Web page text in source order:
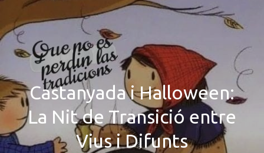
Castanyada i Halloween:
La Nit de Transició entre
Vius i Difunts